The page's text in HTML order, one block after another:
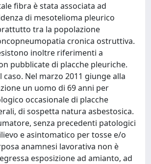
fibra è stata associata ad
di mesotelioma pleurico
tra la popolazione
cronica ostruttiva.
inoltre riferimenti a
pubblicate di placche pleuriche.
caso. Nel marzo 2011 giunge alla
un uomo di 69 anni per
occasionale di placche
di sospetta natura asbestosica.
senza precedenti patologici
e asintomatico per tosse e/o
anamnesi lavorativa non è
esposizione ad amianto, ad